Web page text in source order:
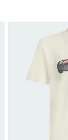
Favori Listesine Ekle